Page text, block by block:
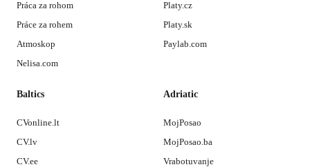
Práca za rohom
Práce za rohem
Atmoskop
Nelisa.com
Platy.cz
Platy.sk
Paylab.com
Baltics
CVonline.lt
CV.lv
CV.ee
Adriatic
MojPosao
MojPosao.ba
Vrabotuvanje